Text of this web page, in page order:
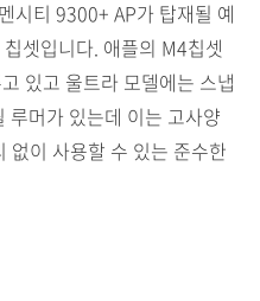
시티 9300+ AP가 탑재될 예
셋입니다. 애플의 M4칩셋
있고 울트라 모델에는 스냅
루머가 있는데 이는 고사양
없이 사용할 수 있는 준수한